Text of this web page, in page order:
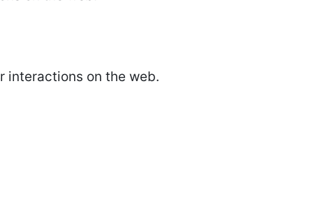
interactions on the web.